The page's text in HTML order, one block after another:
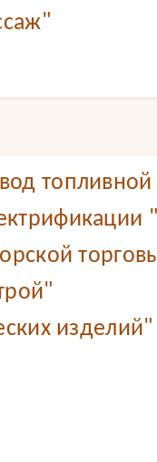
изделий"